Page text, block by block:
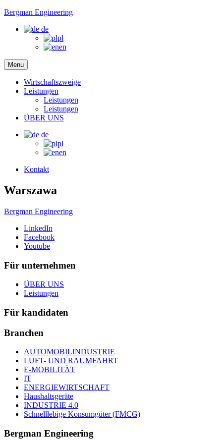
Bergman Engineering
de
pl
en
Menu
Wirtschaftszweige
Leistungen
Leistungen
Leistungen
ÜBER UNS
de
pl
en
Kontakt
Warszawa
Bergman Engineering
LinkedIn
Facebook
Youtube
Für unternehmen
ÜBER UNS
Leistungen
Für kandidaten
Branchen
AUTOMOBILINDUSTRIE
LUFT- UND RAUMFAHRT
E-MOBILITÄT
IT
ENERGIEWIRTSCHAFT
Haushaltsgeräte
INDUSTRIE 4.0
Schnelllebige Konsumgüter (FMCG)
Bergman Engineering